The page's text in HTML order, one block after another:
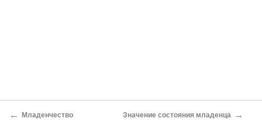
← Младенчество Значение состояния младенца →